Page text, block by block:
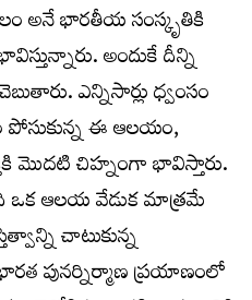
అనే భారతీయ సంస్కృతికి
అందుకే దీన్ని
ఎన్నిసార్లు ధ్వంసం
పోసుకున్న ఈ ఆలయం,
మొదటి చిహ్నంగా భావిస్తారు.
ఒక ఆలయ వేడుక మాత్రమే
చాటుకున్న
పునర్నిర్మాణ ప్రయాణంలో